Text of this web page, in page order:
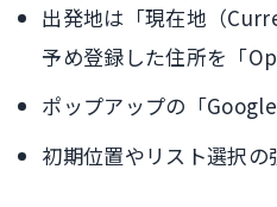
出発地は「現在地（
予め登録した住所を「
ポップアップの「
初期位置やリスト選択